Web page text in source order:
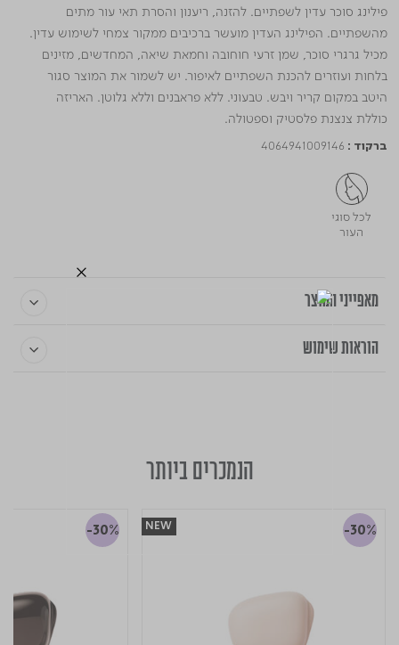
פילינג סוכר עדין לשפתיים. להזנה, ריענון והסרת תאי עור מתים
מהשפתיים. הפילינג העדין מועשר ברכיבים ממקור צמחי לשימוש עדין.
מכיל גרגרי סוכר, שמן זרעי חוחובה וחמאת שיאה, המחדשים, מזינים
בלחות ועוזרים להכנת השפתיים לאיפור. יש לשמור את המוצר סגור
היטב במקום קריר ויבש. טבעוני. ללא פראבנים וללא גלוטן. האריזה
כוללת צנצנת פלסטיק וספטולה.
ברקוד : 4064941009146
לכל סוגי
העור
מאפייני המוצר
הוראות שימוש
הנמכרים ביותר
-30%
NEW
-30%